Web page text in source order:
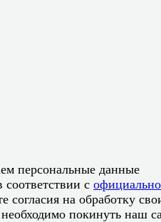
персональные данные
соответствии с
согласия на обработку
покинуть наш